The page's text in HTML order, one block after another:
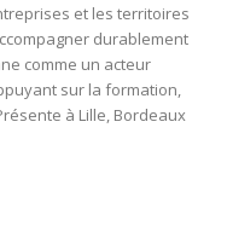
et les territoires
durablement
comme un acteur
sur la formation,
à Lille, Bordeaux